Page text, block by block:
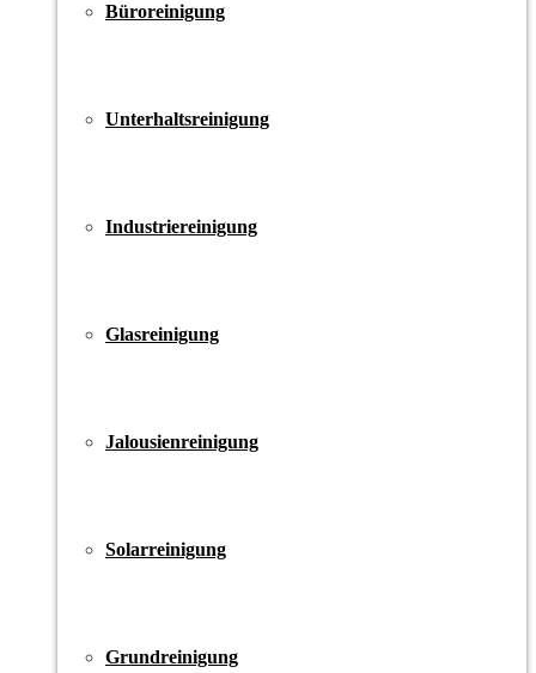
Büroreinigung
Unterhaltsreinigung
Industriereinigung
Glasreinigung
Jalousienreinigung
Solarreinigung
Grundreinigung